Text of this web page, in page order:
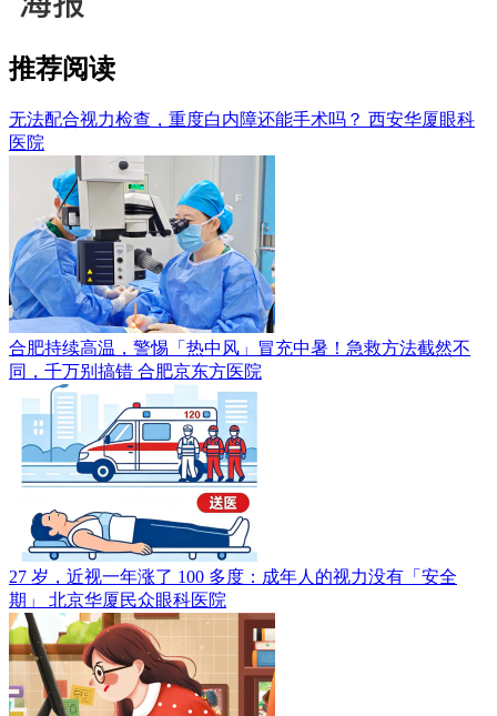
推荐阅读
无法配合视力检查，重度白内障还能手术吗？ 西安华厦眼科
医院
合肥持续高温，警惕「热中风」冒充中暑！急救方法截然不
同，千万别搞错 合肥京东方医院
27 岁，近视一年涨了 100 多度：成年人的视力没有「安全
期」 北京华厦民众眼科医院